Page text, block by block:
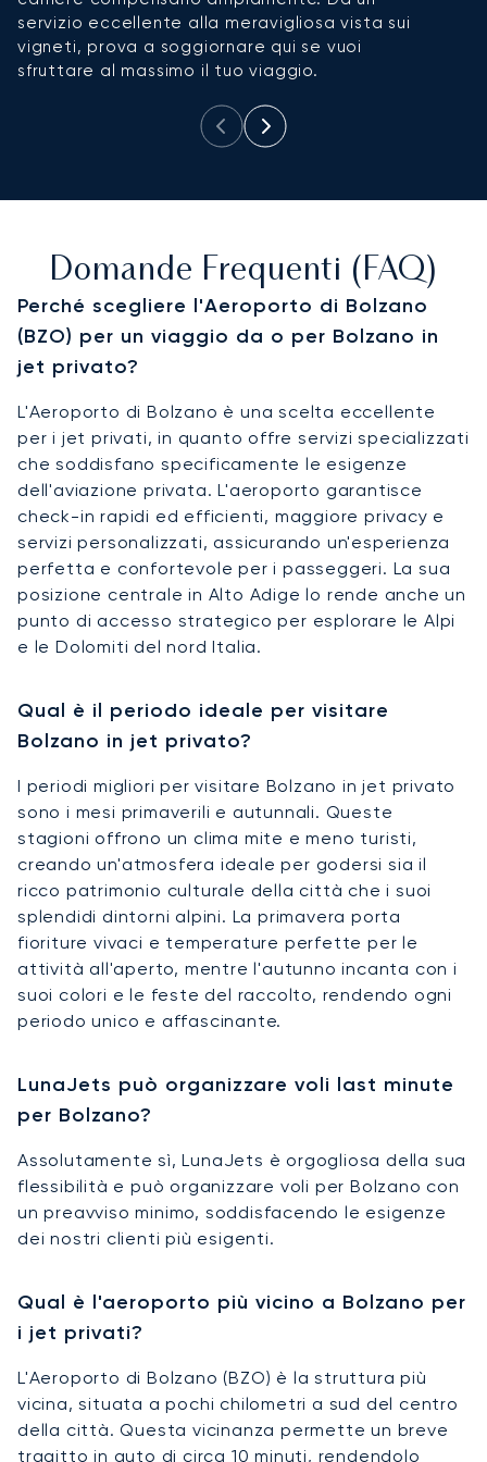
servizio eccellente alla meravigliosa vista sui
vigneti, prova a soggiornare qui se vuoi
sfruttare al massimo il tuo viaggio.
Domande Frequenti (FAQ)
Perché scegliere l'Aeroporto di Bolzano
(BZO) per un viaggio da o per Bolzano in
jet privato?
L'Aeroporto di Bolzano è una scelta eccellente
per i jet privati, in quanto offre servizi specializzati
che soddisfano specificamente le esigenze
dell'aviazione privata. L'aeroporto garantisce
check-in rapidi ed efficienti, maggiore privacy e
servizi personalizzati, assicurando un'esperienza
perfetta e confortevole per i passeggeri. La sua
posizione centrale in Alto Adige lo rende anche un
punto di accesso strategico per esplorare le Alpi
e le Dolomiti del nord Italia.
Qual è il periodo ideale per visitare
Bolzano in jet privato?
I periodi migliori per visitare Bolzano in jet privato
sono i mesi primaverili e autunnali. Queste
stagioni offrono un clima mite e meno turisti,
creando un'atmosfera ideale per godersi sia il
ricco patrimonio culturale della città che i suoi
splendidi dintorni alpini. La primavera porta
fioriture vivaci e temperature perfette per le
attività all'aperto, mentre l'autunno incanta con i
suoi colori e le feste del raccolto, rendendo ogni
periodo unico e affascinante.
LunaJets può organizzare voli last minute
per Bolzano?
Assolutamente sì, LunaJets è orgogliosa della sua
flessibilità e può organizzare voli per Bolzano con
un preavviso minimo, soddisfacendo le esigenze
dei nostri clienti più esigenti.
Qual è l'aeroporto più vicino a Bolzano per
i jet privati?
L'Aeroporto di Bolzano (BZO) è la struttura più
vicina, situata a pochi chilometri a sud del centro
della città. Questa vicinanza permette un breve
tragitto in auto di circa 10 minuti, rendendolo